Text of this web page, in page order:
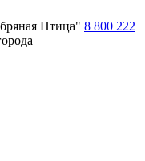
Птица" 8 800 222